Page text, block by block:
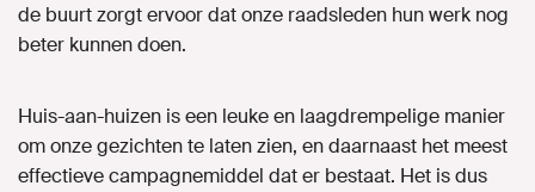
de buurt zorgt ervoor dat onze raadsleden hun werk nog
beter kunnen doen.
Huis-aan-huizen is een leuke en laagdrempelige manier
om onze gezichten te laten zien, en daarnaast het meest
effectieve campagnemiddel dat er bestaat. Het is dus